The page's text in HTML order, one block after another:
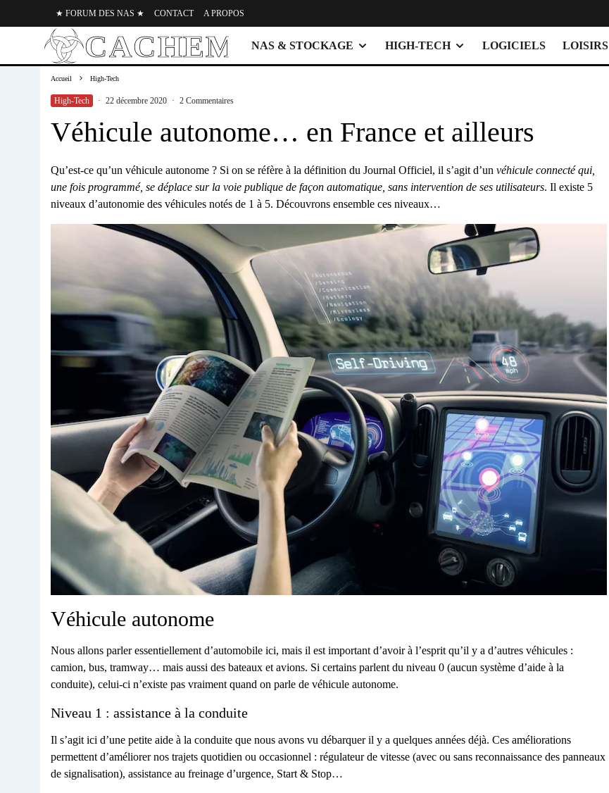
★ FORUM DES NAS ★ CONTACT A PROPOS
NAS & STOCKAGE HIGH-TECH LOGICIELS LOISIRS
Accueil High-Tech
High-Tech · 22 décembre 2020 · 2 Commentaires
Véhicule autonome… en France et ailleurs
Qu’est-ce qu’un véhicule autonome ? Si on se réfère à la définition du Journal Officiel, il s’agit d’un véhicule connecté qui,
une fois programmé, se déplace sur la voie publique de façon automatique, sans intervention de ses utilisateurs. Il existe 5
niveaux d’autonomie des véhicules notés de 1 à 5. Découvrons ensemble ces niveaux…
Véhicule autonome
Nous allons parler essentiellement d’automobile ici, mais il est important d’avoir à l’esprit qu’il y a d’autres véhicules :
camion, bus, tramway… mais aussi des bateaux et avions. Si certains parlent du niveau 0 (aucun système d’aide à la
conduite), celui-ci n’existe pas vraiment quand on parle de véhicule autonome.
Niveau 1 : assistance à la conduite
Il s’agit ici d’une petite aide à la conduite que nous avons vu débarquer il y a quelques années déjà. Ces améliorations
permettent d’améliorer nos trajets quotidien ou occasionnel : régulateur de vitesse (avec ou sans reconnaissance des panneaux
de signalisation), assistance au freinage d’urgence, Start & Stop…